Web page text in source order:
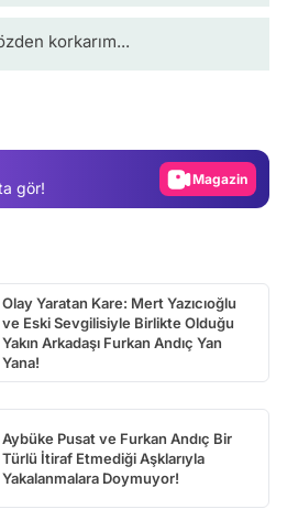
korkarım...
gör!
Test
Video
Olay Yaratan Kare: Mert Yazıcıoğlu
ve Eski Sevgilisiyle Birlikte Olduğu
Yakın Arkadaşı Furkan Andıç Yan
Yana!
Aybüke Pusat ve Furkan Andıç Bir
Türlü İtiraf Etmediği Aşklarıyla
Yakalanmalara Doymuyor!